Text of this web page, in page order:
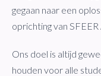
gegaan naar een
oprichting van
Ons doel is altijd
houden voor alle